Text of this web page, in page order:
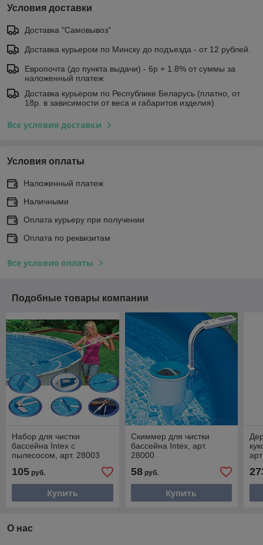
Условия доставки
Доставка "Самовывоз"
Доставка курьером по Минску до подъезда - от 12 рублей.
Европочта (до пункта выдачи) - 6р + 1.8% от суммы за
наложенный платеж
Доставка курьером по Республике Беларусь (платно, от
18р. в зависимости от веса и габаритов изделия)
Все условия доставки
Условия оплаты
Наложенный платеж
Наличными
Оплата курьеру при получении
Оплата по реквизитам
Все условия оплаты
Подобные товары компании
Набор для чистки
бассейна Intex с
пылесосом, арт. 28003
105 руб.
Купить
Скиммер для чистки
бассейна Intex, арт.
28000
58руб.
Купить
О нас